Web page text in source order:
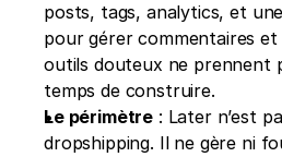
posts, tags, analytics, et
pour gérer commentaires et
outils douteux ne prennent
temps de construire.
Le périmètre : Later n’est
dropshipping. Il ne gère ni